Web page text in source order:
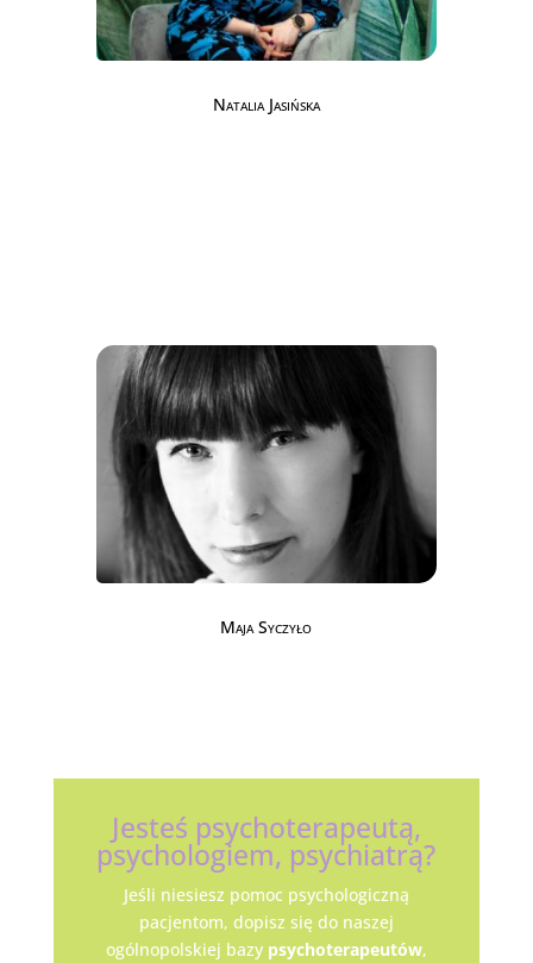
Natalia Jasińska
Maja Syczyło
Jesteś psychoterapeutą,
psychologiem, psychiatrą?
Jeśli niesiesz pomoc psychologiczną
pacjentom, dopisz się do naszej
ogólnopolskiej bazy psychoterapeutów,